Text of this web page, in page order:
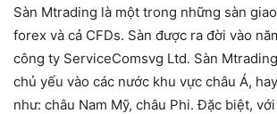
Sàn Mtrading là một trong những sàn
forex và cả CFDs. Sàn được ra đời vào
công ty ServiceComsvg Ltd. Sàn
chủ yếu vào các nước khu vực châu Á,
như: châu Nam Mỹ, châu Phi. Đặc biệt,